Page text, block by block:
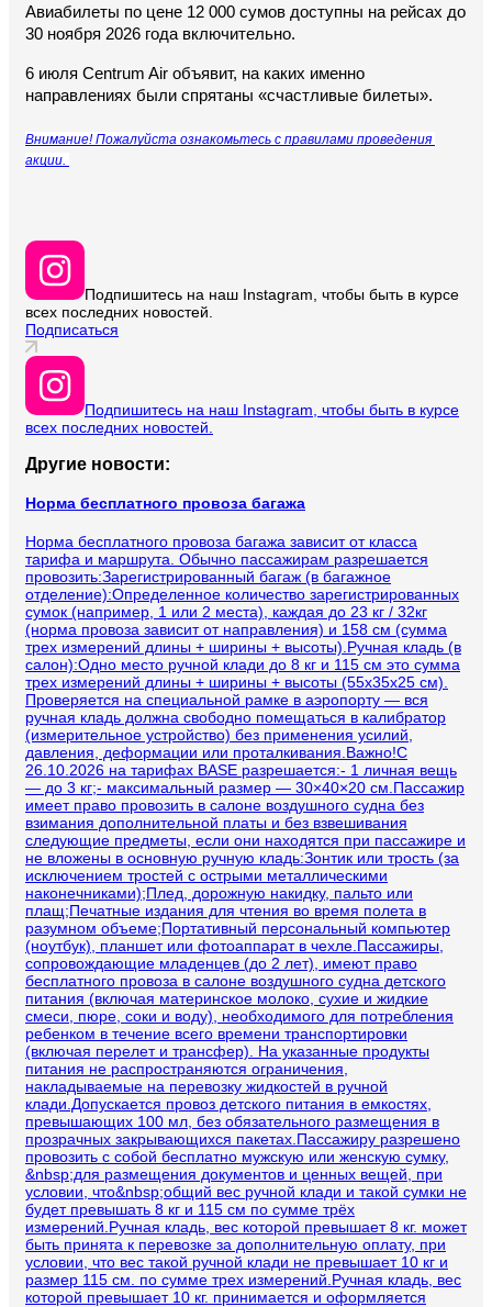
Авиабилеты по цене 12 000 сумов доступны на рейсах до
30 ноября 2026 года включительно.
6 июля Centrum Air объявит, на каких именно
направлениях были спрятаны «счастливые билеты».
Внимание! Пожалуйста ознакомьтесь с правилами проведения
акции.
Подпишитесь на наш Instagram, чтобы быть в курсе
всех последних новостей.
Подписаться
Подпишитесь на наш Instagram, чтобы быть в курсе
всех последних новостей.
Другие новости:
Норма бесплатного провоза багажа
Норма бесплатного провоза багажа зависит от класса
тарифа и маршрута. Обычно пассажирам разрешается
провозить:Зарегистрированный багаж (в багажное
отделение):Определенное количество зарегистрированных
сумок (например, 1 или 2 места), каждая до 23 кг / 32кг
(норма провоза зависит от направления) и 158 см (сумма
трех измерений длины + ширины + высоты).Ручная кладь (в
салон):Одно место ручной клади до 8 кг и 115 см это сумма
трех измерений длины + ширины + высоты (55х35х25 см).
Проверяется на специальной рамке в аэропорту — вся
ручная кладь должна свободно помещаться в калибратор
(измерительное устройство) без применения усилий,
давления, деформации или проталкивания.Важно!С
26.10.2026 на тарифах BASE разрешается:- 1 личная вещь
— до 3 кг;- максимальный размер — 30×40×20 см.Пассажир
имеет право провозить в салоне воздушного судна без
взимания дополнительной платы и без взвешивания
следующие предметы, если они находятся при пассажире и
не вложены в основную ручную кладь:Зонтик или трость (за
исключением тростей с острыми металлическими
наконечниками);Плед, дорожную накидку, пальто или
плащ;Печатные издания для чтения во время полета в
разумном объеме;Портативный персональный компьютер
(ноутбук), планшет или фотоаппарат в чехле.Пассажиры,
сопровождающие младенцев (до 2 лет), имеют право
бесплатного провоза в салоне воздушного судна детского
питания (включая материнское молоко, сухие и жидкие
смеси, пюре, соки и воду), необходимого для потребления
ребенком в течение всего времени транспортировки
(включая перелет и трансфер). На указанные продукты
питания не распространяются ограничения,
накладываемые на перевозку жидкостей в ручной
клади.Допускается провоз детского питания в емкостях,
превышающих 100 мл, без обязательного размещения в
прозрачных закрывающихся пакетах.Пассажиру разрешено
провозить с собой бесплатно мужскую или женскую сумку,
&nbsp;для размещения документов и ценных вещей, при
условии, что&nbsp;общий вес ручной клади и такой сумки не
будет превышать 8 кг и 115 см по сумме трёх
измерений.Ручная кладь, вес которой превышает 8 кг. может
быть принята к перевозке за дополнительную оплату, при
условии, что вес такой ручной клади не превышает 10 кг и
размер 115 см. по сумме трех измерений.Ручная кладь, вес
которой превышает 10 кг. принимается и оформляется